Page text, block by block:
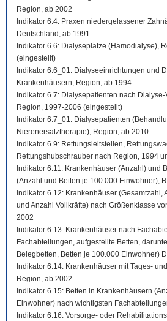
Region, ab 2002
Indikator 6.4: Praxen niedergelassener
Deutschland, ab 1991
Indikator 6.6: Dialyseplätze (Hämodialyse),
(eingestellt)
Indikator 6.6_01: Dialyseeinrichtungen und
Krankenhäusern, Region, ab 1994
Indikator 6.7: Dialysepatienten nach
Region, 1997-2006 (eingestellt)
Indikator 6.7_01: Dialysepatienten
Nierenersatztherapie), Region, ab 2010
Indikator 6.9: Rettungsleitstellen,
Rettungshubschrauber nach Region, 1994
Indikator 6.11: Krankenhäuser (Anzahl) und
(Anzahl und Betten je 100.000 Einwohner),
Indikator 6.12: Krankenhäuser (Gesamtzahl,
und Anzahl Vollkräfte) nach Größenklasse
2002
Indikator 6.13: Krankenhäuser nach
Fachabteilungen, aufgestellte Betten,
Belegbetten, Betten je 100.000 Einwohner)
Indikator 6.14: Krankenhäuser mit Tages-
Region, ab 2002
Indikator 6.15: Betten in Krankenhäusern
Einwohner) nach wichtigsten
Indikator 6.16: Vorsorge- oder